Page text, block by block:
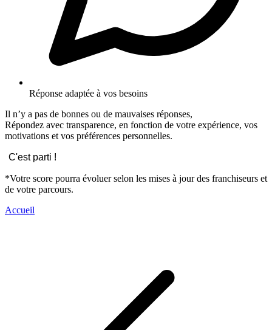
Réponse adaptée à vos besoins
Il n’y a pas de bonnes ou de mauvaises réponses,
Répondez avec transparence, en fonction de votre expérience, vos
motivations et vos préférences personnelles.
C'est parti !
*Votre score pourra évoluer selon les mises à jour des franchiseurs et
de votre parcours.
Accueil